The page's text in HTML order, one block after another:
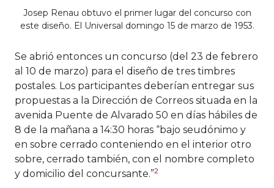
Josep Renau obtuvo el primer lugar del concurso con
este diseño. El Universal domingo 15 de marzo de 1953.
Se abrió entonces un concurso (del 23 de febrero
al 10 de marzo) para el diseño de tres timbres
postales. Los participantes deberían entregar sus
propuestas a la Dirección de Correos situada en la
avenida Puente de Alvarado 50 en días hábiles de
8 de la mañana a 14:30 horas “bajo seudónimo y
en sobre cerrado conteniendo en el interior otro
sobre, cerrado también, con el nombre completo
y domicilio del concursante.”2